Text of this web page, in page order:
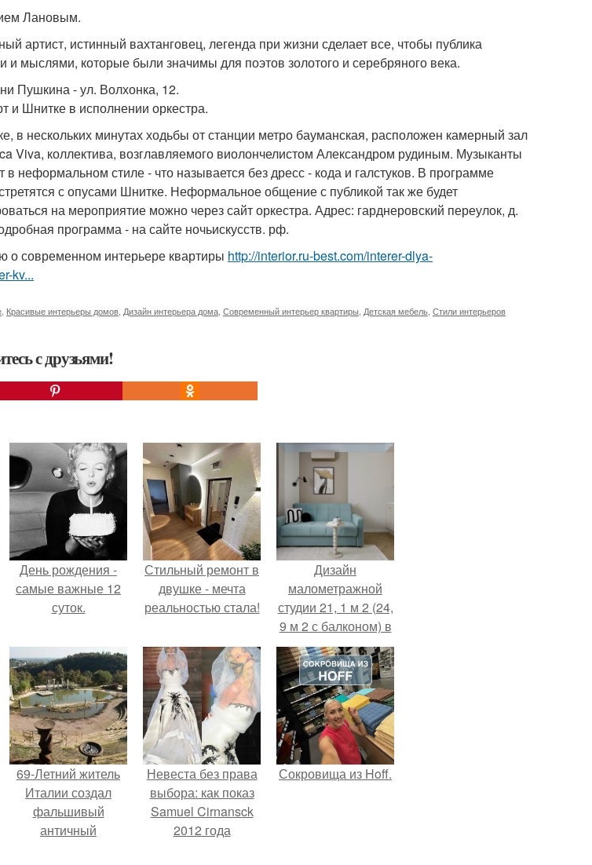
Лановым.
артист, истинный вахтанговец, легенда при жизни сделает все, чтобы публика
и мыслями, которые были значимы для поэтов золотого и серебряного века.
Пушкина - ул. Волхонка, 12.
и Шнитке в исполнении оркестра.
в нескольких минутах ходьбы от станции метро бауманская, расположен камерный зал
Viva, коллектива, возглавляемого виолончелистом Александром рудиным. Музыканты
неформальном стиле - что называется без дресс - кода и галстуков. В программе
с опусами Шнитке. Неформальное общение с публикой так же будет
на мероприятие можно через сайт оркестра. Адрес: гарднеровский переулок, д.
программа - на сайте ночьискусств. рф.
современном интерьере квартиры http://interior.ru-best.com/interer-dlya-
kv...
Красивые интерьеры домов Дизайн интерьера дома Современный интерьер квартиры Детская мебель Стили интерьеров
с друзьями!
День рождения -
самые важные 12
суток.
Стильный ремонт в
двушке - мечта
реальностью стала!
Дизайн
малометражной
студии 21, 1 м 2 (24,
9 м 2 с балконом) в
Краснодаре.
69-Летний житель
Италии создал
фальшивый
античный
Невеста без права
выбора: как показ
Samuel Cirnansck
2012 года
Сокровища из Hoff.